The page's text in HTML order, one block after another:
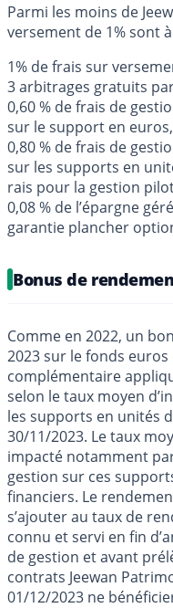
Parmi les moins de
versement de 1% sont
1% de frais sur
3 arbitrages gratuits
0,60 % de frais de
sur le support en euros,
0,80 % de frais de
sur les supports en
rais pour la gestion
0,08 % de l’épargne
garantie plancher
Bonus de
Comme en 2022, un
2023 sur le fonds
complémentaire
selon le taux moyen
les supports en unités
30/11/2023. Le taux
impacté notamment
gestion sur ces
financiers. Le
s’ajouter au taux de
connu et servi en fin
de gestion et avant
contrats Jeewan
01/12/2023 ne